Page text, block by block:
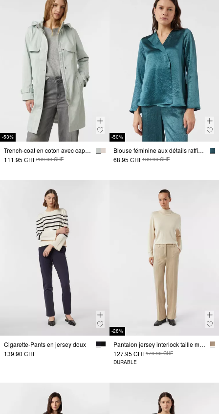
-53%
Trench-coat en coton avec capuche amovible et ceinture à nouer
111.95 CHF239.00 CHF
-50%
Blouse féminine aux détails raffinés
68.95 CHF139.90 CHF
Cigarette-Pants en jersey doux
139.90 CHF
-28%
Pantalon jersey interlock taille mi-haute Regular Fit
127.95 CHF179.90 CHF
DURABLE